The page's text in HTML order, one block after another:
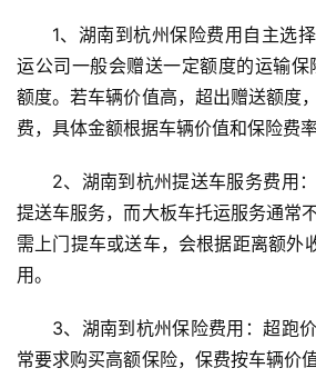
1、湖南到杭州保险费用自主选
运公司一般会赠送一定额度的运输
额度。若车辆价值高，超出赠送额度
费，具体金额根据车辆价值和保险费率
2、湖南到杭州提送车服务费用
提送车服务，而大板车托运服务通常
需上门提车或送车，会根据距离额
用。
3、湖南到杭州保险费用：超跑
常要求购买高额保险，保费按车辆价